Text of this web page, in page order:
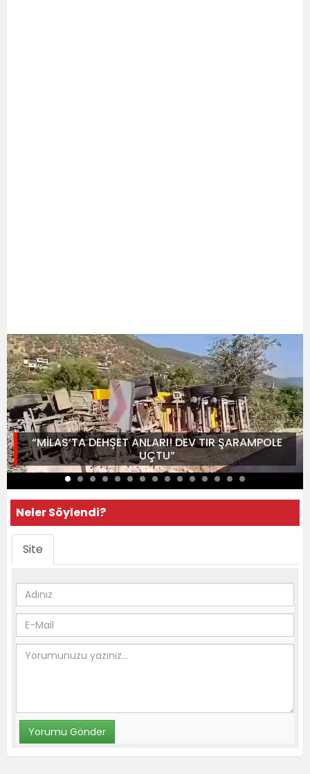
“MİLAS’TA DEHŞET ANLARI! DEV TIR ŞARAMPOLE
UÇTU”
Neler Söylendi?
Site